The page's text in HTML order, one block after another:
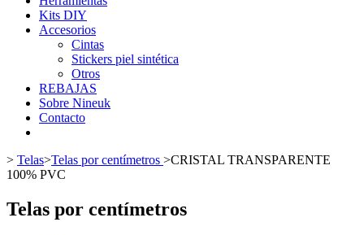
Kits DIY
Accesorios
Cintas
Stickers piel sintética
Otros
REBAJAS
Sobre Nineuk
Contacto
> Telas>Telas por centímetros >CRISTAL TRANSPARENTE
100% PVC
Telas por centímetros